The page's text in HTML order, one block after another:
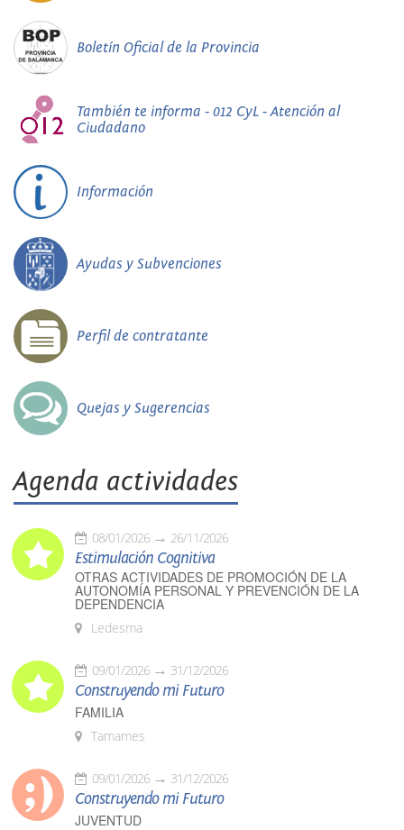
Boletín Oficial de la Provincia
También te informa - 012 CyL - Atención al
Ciudadano
Información
Ayudas y Subvenciones
Perfil de contratante
Quejas y Sugerencias
Agenda actividades
08/01/2026 26/11/2026
Estimulación Cognitiva
OTRAS ACTIVIDADES DE PROMOCIÓN DE LA
AUTONOMÍA PERSONAL Y PREVENCIÓN DE LA
DEPENDENCIA
Ledesma
09/01/2026 31/12/2026
Construyendo mi Futuro
FAMILIA
Tamames
09/01/2026 31/12/2026
Construyendo mi Futuro
JUVENTUD